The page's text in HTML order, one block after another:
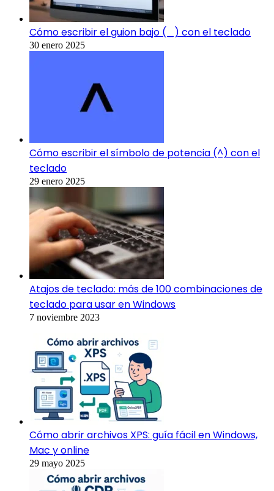
Cómo escribir el guion bajo (_) con el teclado
30 enero 2025
Cómo escribir el símbolo de potencia (^) con el
teclado
29 enero 2025
Atajos de teclado: más de 100 combinaciones de
teclado para usar en Windows
7 noviembre 2023
Cómo abrir archivos XPS: guía fácil en Windows,
Mac y online
29 mayo 2025